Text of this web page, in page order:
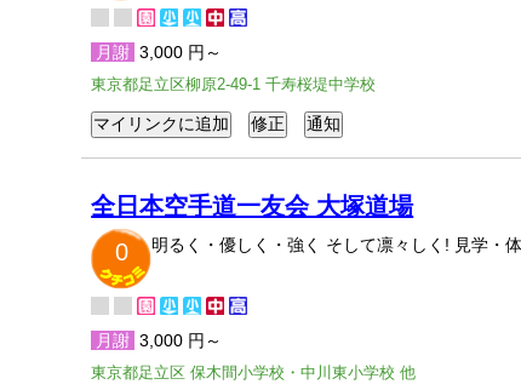
月謝 3,000 円～
東京都足立区柳原2-49-1 千寿桜堤中学校
全日本空手道一友会 大塚道場
0
明るく・優しく・強く そして凛々しく! 見学・
月謝 3,000 円～
東京都足立区 保木間小学校・中川東小学校 他